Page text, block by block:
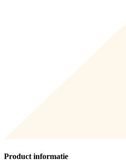
Product informatie